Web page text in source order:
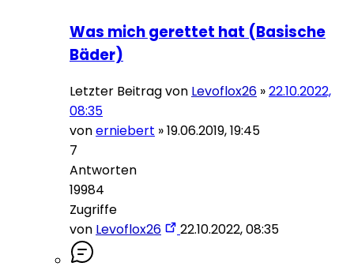
Was mich gerettet hat (Basische
Bäder)
Letzter Beitrag von Levoflox26 »22.10.2022,
08:35
vonerniebert »19.06.2019, 19:45
7
Antworten
19984
Zugriffe
von Levoflox26 22.10.2022, 08:35